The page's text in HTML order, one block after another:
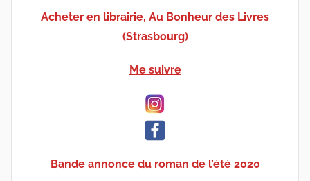
Acheter en librairie, Au Bonheur des Livres
(Strasbourg)
Me suivre
Bande annonce du roman de l’été 2020